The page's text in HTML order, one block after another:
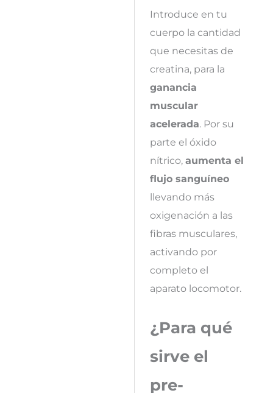
Introduce en tu
cuerpo la cantidad
que necesitas de
creatina, para la
ganancia
muscular
acelerada. Por su
parte el óxido
nítrico, aumenta el
flujo sanguíneo
llevando más
oxigenación a las
fibras musculares,
activando por
completo el
aparato locomotor.
¿Para qué
sirve el
pre-